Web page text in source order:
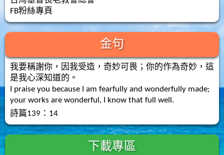
FB粉絲專頁
金句
我要稱謝你，因我受造，奇妙可畏；你的作為奇妙，這
是我心深知道的。
I praise you because I am fearfully and wonderfully made;
your works are wonderful, I know that full well.
詩篇139：14
下載專區